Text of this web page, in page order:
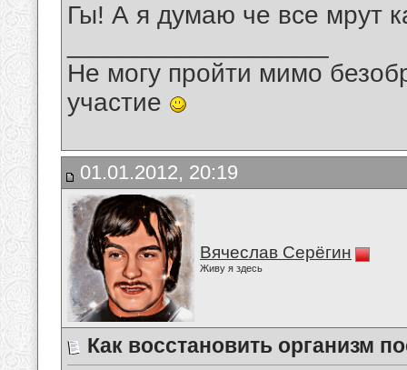
Гы! А я думаю че все мрут
Не могу пройти мимо
участие
01.01.2012, 20:19
Вячеслав Серёгин
Живу я здесь
Как восстановить организм